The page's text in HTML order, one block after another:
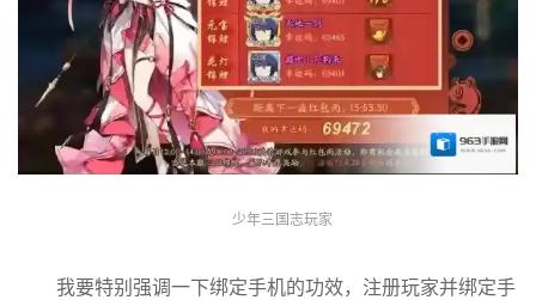
少年三国志玩家
我要特别强调一下绑定手机的功效，注册玩家并绑定手